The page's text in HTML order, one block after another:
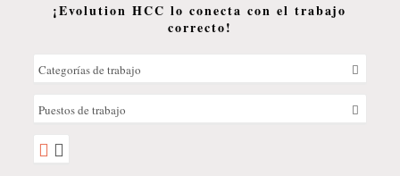
¡Evolution HCC lo conecta con el trabajo
correcto!
Categorías de trabajo
Puestos de trabajo